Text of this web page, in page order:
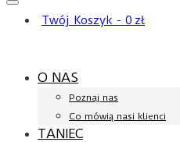
Twój Koszyk - 0 zł
O NAS
Poznaj nas
Co mówią nasi klienci
TANIEC